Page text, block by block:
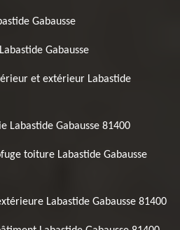
Gabausse
Gabausse
et extérieur Labastide
Labastide Gabausse 81400
toiture Labastide Gabausse
Labastide Gabausse 81400